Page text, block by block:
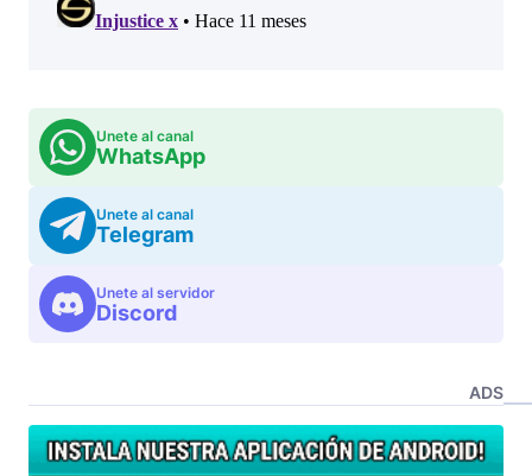
Unete al canal
WhatsApp
Unete al canal
Telegram
Unete al servidor
Discord
ADS